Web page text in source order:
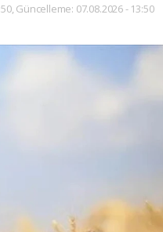
Güncelleme: 07.08.2026 - 13:50